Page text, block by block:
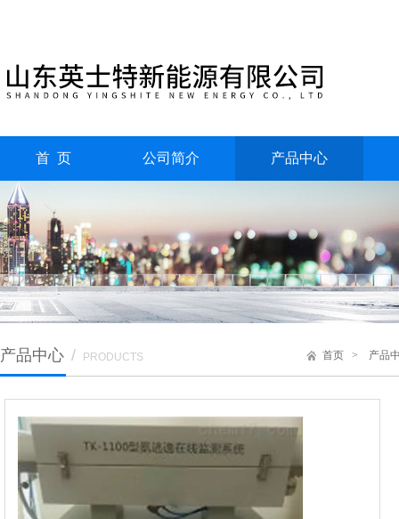
首 页 公司简介 产品中心
产品中心 / PRODUCTS 首页 > 产品